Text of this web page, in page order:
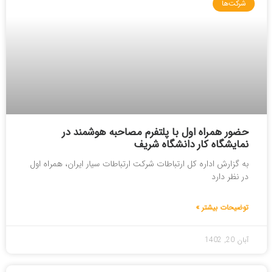
شرکت‌ها
حضور همراه اول با پلتفرم مصاحبه هوشمند در
نمایشگاه کار دانشگاه شریف
به گزارش اداره کل ارتباطات شرکت ارتباطات سیار ایران، همراه اول
در نظر دارد
توضیحات بیشتر »
آبان 20, 1402